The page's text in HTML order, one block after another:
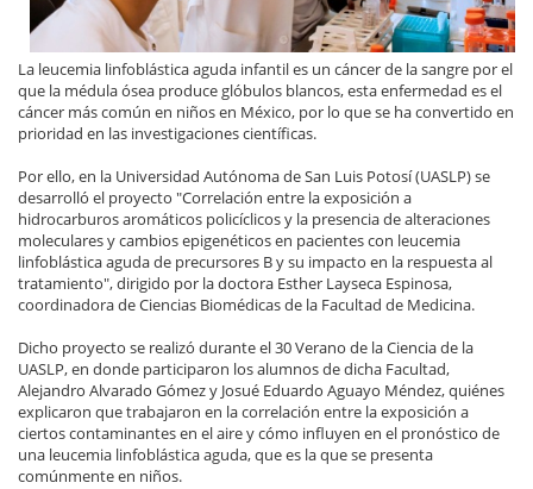
La leucemia linfoblástica aguda infantil es un cáncer de la sangre por el
que la médula ósea produce glóbulos blancos, esta enfermedad es el
cáncer más común en niños en México, por lo que se ha convertido en
prioridad en las investigaciones científicas.
Por ello, en la Universidad Autónoma de San Luis Potosí (UASLP) se
desarrolló el proyecto "Correlación entre la exposición a
hidrocarburos aromáticos policíclicos y la presencia de alteraciones
moleculares y cambios epigenéticos en pacientes con leucemia
linfoblástica aguda de precursores B y su impacto en la respuesta al
tratamiento", dirigido por la doctora Esther Layseca Espinosa,
coordinadora de Ciencias Biomédicas de la Facultad de Medicina.
Dicho proyecto se realizó durante el 30 Verano de la Ciencia de la
UASLP, en donde participaron los alumnos de dicha Facultad,
Alejandro Alvarado Gómez y Josué Eduardo Aguayo Méndez, quiénes
explicaron que trabajaron en la correlación entre la exposición a
ciertos contaminantes en el aire y cómo influyen en el pronóstico de
una leucemia linfoblástica aguda, que es la que se presenta
comúnmente en niños.